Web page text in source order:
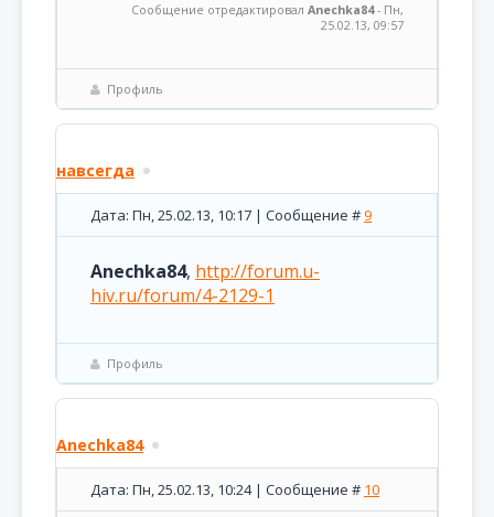
Сообщение отредактировал Anechka84- Пн,
25.02.13, 09:57
Профиль
навсегда
Дата: Пн, 25.02.13, 10:17 | Сообщение #9
Anechka84, http://forum.u-
hiv.ru/forum/4-2129-1
Профиль
Anechka84
Дата: Пн, 25.02.13, 10:24 | Сообщение # 10